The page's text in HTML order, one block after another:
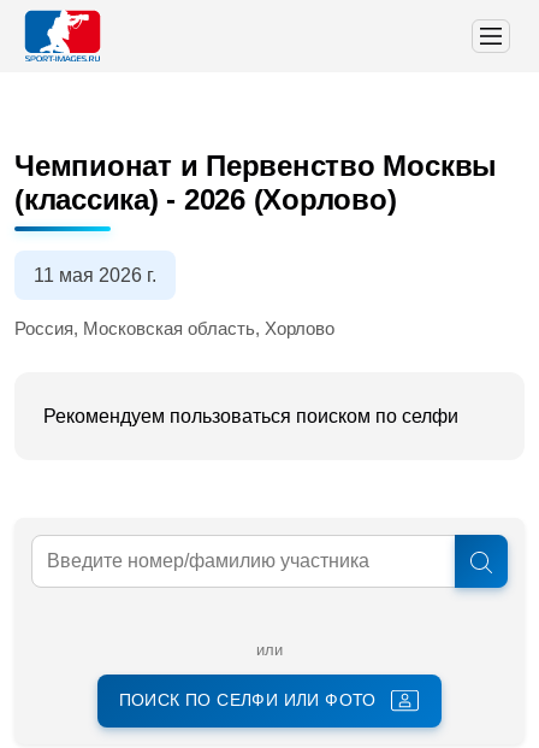
Чемпионат и Первенство Москвы
(классика) - 2026 (Хорлово)
11 мая 2026 г.
Россия, Московская область, Хорлово
Рекомендуем пользоваться поиском по селфи
или
ПОИСК ПО СЕЛФИ ИЛИ ФОТО